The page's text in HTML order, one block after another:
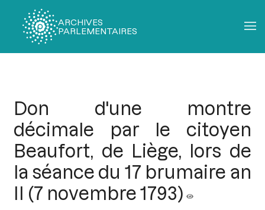
ARCHIVES
PARLEMENTAIRES
Don d'une montre
décimale par le citoyen
Beaufort, de Liège, lors de
la séance du 17 brumaire an
II (7 novembre 1793)